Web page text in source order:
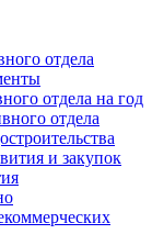
отдела
отдела на год
отдела
и закупок